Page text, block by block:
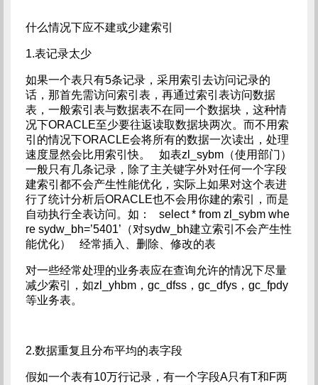
什么情况下应不建或少建索引
1.表记录太少
如果一个表只有5条记录，采用索引去访问记录的
话，那首先需访问索引表，再通过索引表访问数据
表，一般索引表与数据表不在同一个数据块，这种情
况下ORACLE至少要往返读取数据块两次。而不用索
引的情况下ORACLE会将所有的数据一次读出，处理
速度显然会比用索引快。 如表zl_sybm（使用部门）
一般只有几条记录，除了主关键字外对任何一个字段
建索引都不会产生性能优化，实际上如果对这个表进
行了统计分析后ORACLE也不会用你建的索引，而是
自动执行全表访问。如： select * from zl_sybm whe
re sydw_bh=’5401’（对sydw_bh建立索引不会产生性
能优化） 经常插入、删除、修改的表
对一些经常处理的业务表应在查询允许的情况下尽量
减少索引，如zl_yhbm，gc_dfss，gc_dfys，gc_fpdy
等业务表。
2.数据重复且分布平均的表字段
假如一个表有10万行记录，有一个字段A只有T和F两